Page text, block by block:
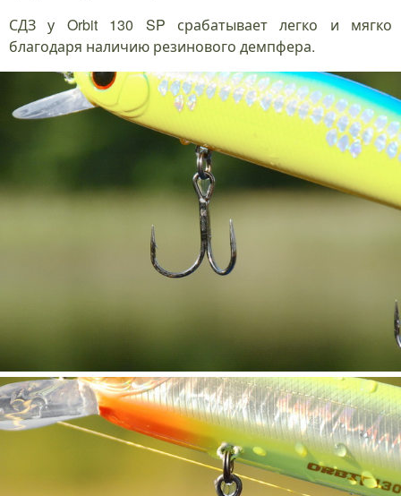
СДЗ у Orbit 130 SP срабатывает легко и мягко
благодаря наличию резинового демпфера.